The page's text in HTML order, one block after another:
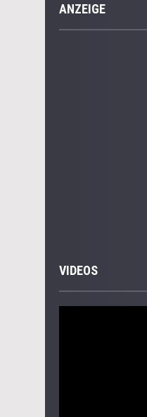
ANZEIGE
VIDEOS